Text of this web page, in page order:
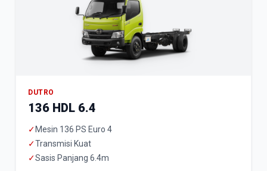
DUTRO
136 HDL 6.4
✓ Mesin 136 PS Euro 4
✓Transmisi Kuat
✓Sasis Panjang 6.4m